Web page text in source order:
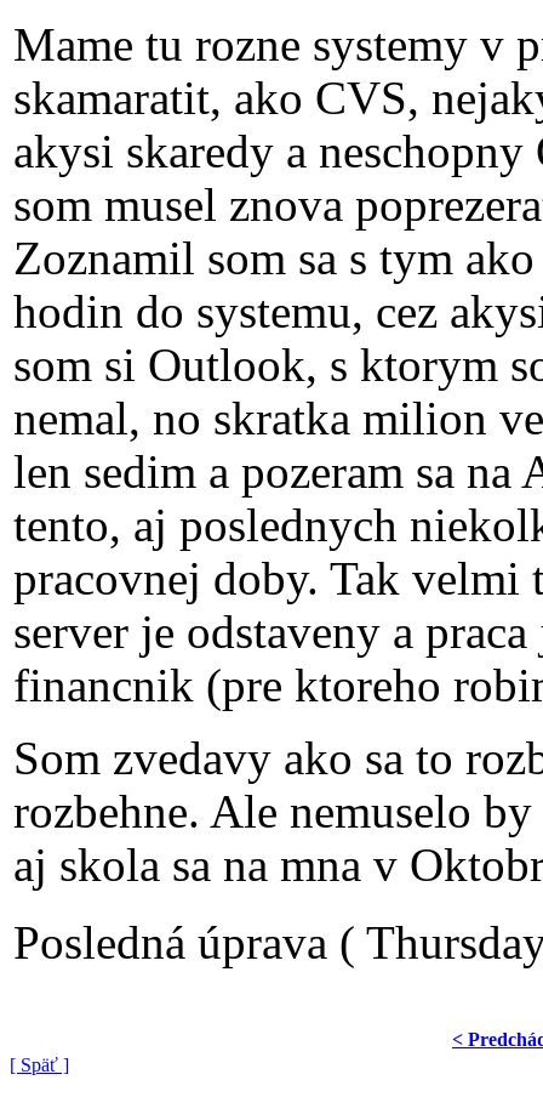
Mame tu rozne systemy v
skamaratit, ako CVS,
akysi skaredy a
som musel znova
Zoznamil som sa s tym
hodin do systemu, cez
som si Outlook, s ktorym
nemal, no skratka milion
len sedim a pozeram sa
tento, aj poslednych
pracovnej doby. Tak velmi
server je odstaveny a
financnik (pre ktoreho
Som zvedavy ako sa to
rozbehne. Ale nemuselo
aj skola sa na mna v
Posledná úprava (
<
[ Späť ]